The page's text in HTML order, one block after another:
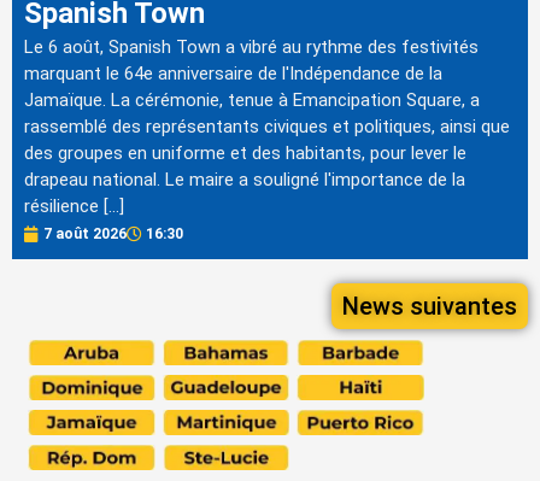
Spanish Town
Le 6 août, Spanish Town a vibré au rythme des festivités
marquant le 64e anniversaire de l'Indépendance de la
Jamaïque. La cérémonie, tenue à Emancipation Square, a
rassemblé des représentants civiques et politiques, ainsi que
des groupes en uniforme et des habitants, pour lever le
drapeau national. Le maire a souligné l'importance de la
résilience […]
7 août 2026 16:30
News suivantes